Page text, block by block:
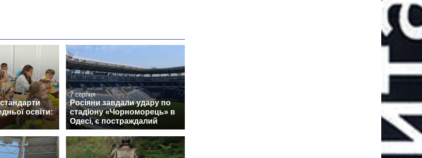
освіти:
7 серпня
Росіяни завдали удару по
стадіону «Чорноморець» в
Одесі, є постраждалий